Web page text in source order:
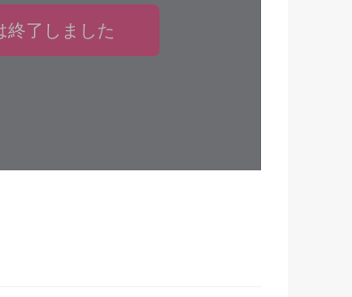
終了しました